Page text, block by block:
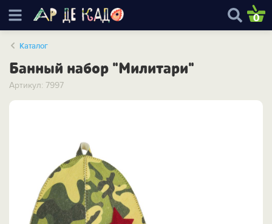
0
Каталог
Банный набор "Милитари"
Артикул: 7997